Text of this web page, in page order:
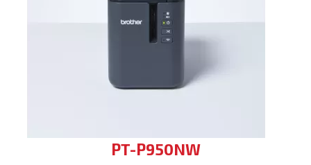
PT-P950NW